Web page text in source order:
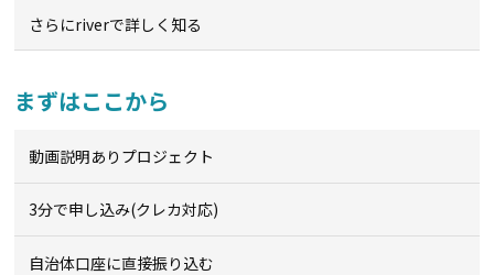
さらにriverで詳しく知る
まずはここから
動画説明ありプロジェクト
3分で申し込み(クレカ対応)
自治体口座に直接振り込む